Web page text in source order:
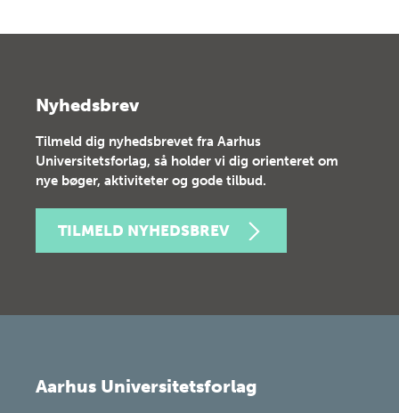
Nyhedsbrev
Tilmeld dig nyhedsbrevet fra Aarhus
Universitetsforlag, så holder vi dig orienteret om
nye bøger, aktiviteter og gode tilbud.
TILMELD NYHEDSBREV
Aarhus Universitetsforlag